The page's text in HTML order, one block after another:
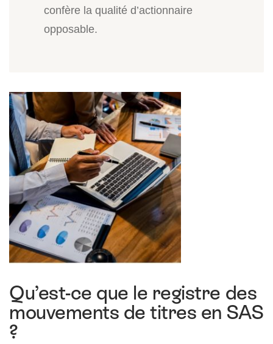
confère la qualité d’actionnaire
opposable.
Qu’est-ce que le registre des
mouvements de titres en SAS
?